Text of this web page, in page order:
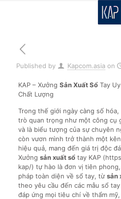
Published by Kapcom.asia on
KAP – Xưởng Sản Xuất SổTay Uy
Chất Lượng
Trong thế giới ngày càng số
trò quan trọng như một công cụ
và là biểu tượng của sự chuyên
còn vươn mình trở thành một
hiệu quả, mang đến giá trị độc
Xưởng sản xuất sổtay KAP
kap/) tự hào là đơn vị tiên
pháp toàn diện về sổ tay, từ sản
theo yêu cầu đến các mẫu sổ
đáp ứng mọi tiêu chí về thẩm